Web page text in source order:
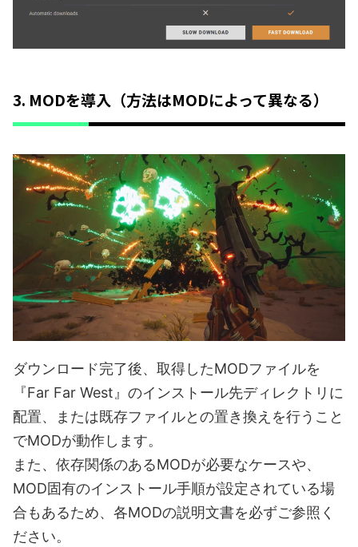
3. MODを導入（方法はMODによって異なる）
ダウンロード完了後、取得したMODファイルを
『Far Far West』のインストール先ディレクトリに
配置、または既存ファイルとの置き換えを行うこと
でMODが動作します。
また、依存関係のあるMODが必要なケースや、
MOD固有のインストール手順が設定されている場
合もあるため、各MODの説明文書を必ずご参照く
ださい。